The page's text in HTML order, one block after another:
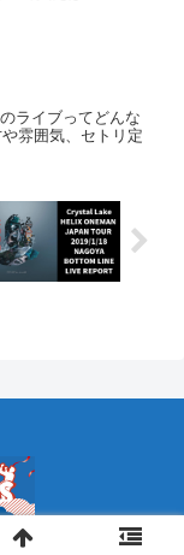
ライブってどんな
雰囲気、セトリ定
Rights Reserved.